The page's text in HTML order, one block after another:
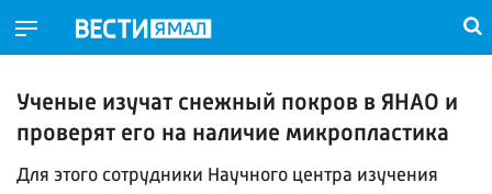
Ученые изучат снежный покров в ЯНАО и
проверят его на наличие микропластика
Для этого сотрудники Научного центра изучения